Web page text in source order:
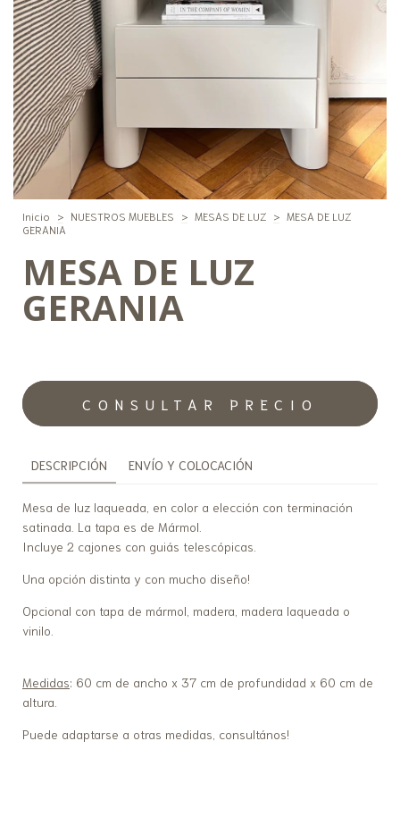
Inicio > NUESTROS MUEBLES > MESAS DE LUZ > MESA DE LUZ
GERANIA
MESA DE LUZ
GERANIA
DESCRIPCIÓN ENVÍO Y COLOCACIÓN
Mesa de luz laqueada, en color a elección con terminación
satinada. La tapa es de Mármol.
Incluye 2 cajones con guiás telescópicas.
Una opción distinta y con mucho diseño!
Opcional con tapa de mármol, madera, madera laqueada o
vinilo.
Medidas: 60 cm de ancho x 37 cm de profundidad x 60 cm de
altura.
Puede adaptarse a otras medidas, consultános!